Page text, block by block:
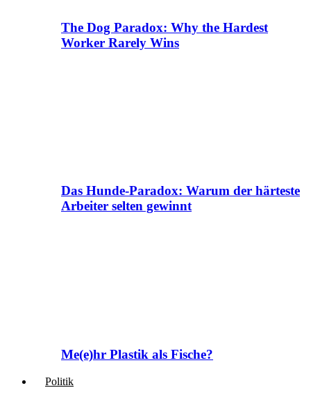
The Dog Paradox: Why the Hardest
Worker Rarely Wins
Das Hunde-Paradox: Warum der härteste
Arbeiter selten gewinnt
Me(e)hr Plastik als Fische?
Politik